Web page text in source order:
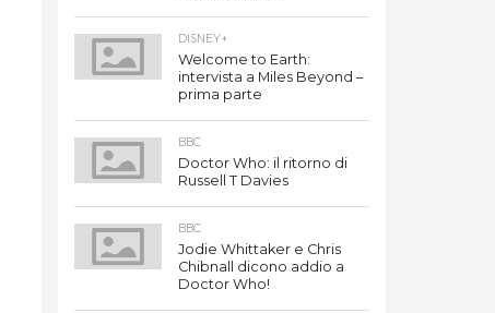
DISNEY+
Welcome to Earth:
intervista a Miles Beyond –
prima parte
BBC
Doctor Who: il ritorno di
Russell T Davies
BBC
Jodie Whittaker e Chris
Chibnall dicono addio a
Doctor Who!